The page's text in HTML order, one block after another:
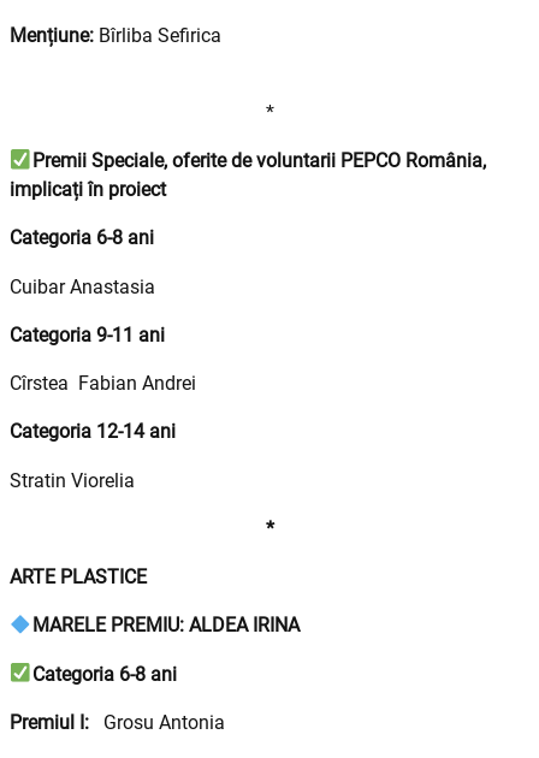
Mențiune: Bîrliba Sefirica
*
Premii Speciale, oferite de voluntarii PEPCO România,
implicați în proiect
Categoria 6-8 ani
Cuibar Anastasia
Categoria 9-11 ani
Cîrstea Fabian Andrei
Categoria 12-14 ani
Stratin Viorelia
*
ARTE PLASTICE
MARELE PREMIU: ALDEA IRINA
Categoria 6-8 ani
Premiul I: Grosu Antonia